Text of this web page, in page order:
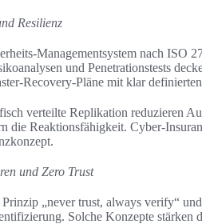
Resilienz
Managementsystem nach ISO
und Penetrationstests
Recovery-Pläne mit klar
verteilte Replikation reduzieren
die Reaktionsfähigkeit. Cyber-
und Zero Trust
„never trust, always verify“
Solche Konzepte stärken